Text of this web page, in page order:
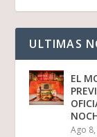
ULTIMAS
EL
Ago